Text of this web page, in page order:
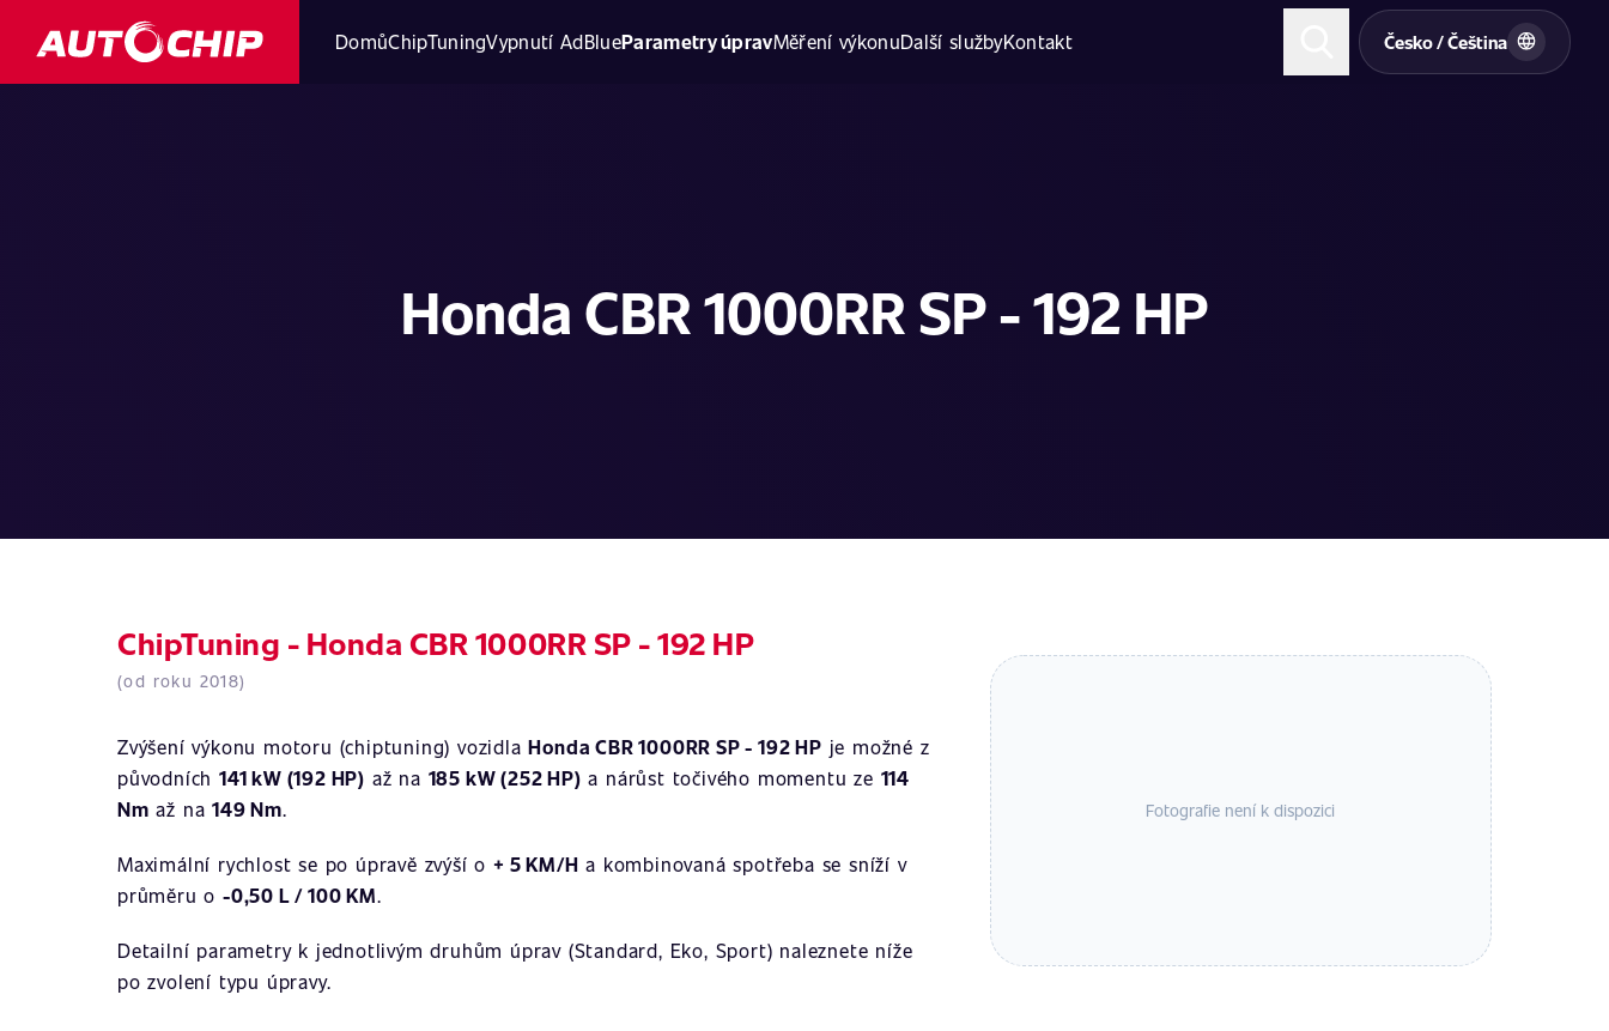
DomůChipTuningVypnutí AdBlueParametry úpravMěření výkonuDalší službyKontakt Česko / Čeština
Honda CBR 1000RR SP - 192 HP
ChipTuning - Honda CBR 1000RR SP - 192 HP
(od roku 2018)
Zvýšení výkonu motoru (chiptuning) vozidlaHonda CBR 1000RR SP - 192 HP je možné z
původních141 kW (192 HP) až na 185 kW (252 HP) a nárůst točivého momentu ze 114
Nm až na149 Nm.
Maximální rychlost se po úpravě zvýší o + 5 KM/H a kombinovaná spotřeba se sníží v
průměru o-0,50 L / 100 KM.
Detailní parametry k jednotlivým druhům úprav (Standard, Eko, Sport) naleznete níže
po zvolení typu úpravy.
Fotografie není k dispozici